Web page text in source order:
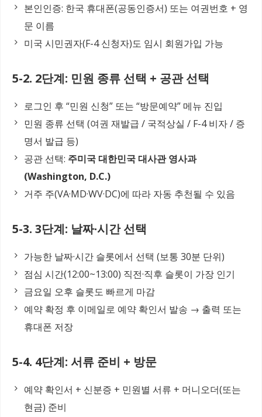
본인인증: 한국 휴대폰(공동인증서) 또는 여권번호 + 영
문 이름
미국 시민권자(F-4 신청자)도 임시 회원가입 가능
5-2. 2단계: 민원 종류 선택 + 공관 선택
로그인 후 “민원 신청” 또는 “방문예약” 메뉴 진입
민원 종류 선택 (여권 재발급 / 국적상실 / F-4 비자 / 증
명서 발급 등)
공관 선택: 주미국 대한민국 대사관 영사과
(Washington, D.C.)
거주 주(VA·MD·WV·DC)에 따라 자동 추천될 수 있음
5-3. 3단계: 날짜·시간 선택
가능한 날짜·시간 슬롯에서 선택 (보통 30분 단위)
점심 시간(12:00~13:00) 직전·직후 슬롯이 가장 인기
금요일 오후 슬롯도 빠르게 마감
예약 확정 후 이메일로 예약 확인서 발송 → 출력 또는
휴대폰 저장
5-4. 4단계: 서류 준비 + 방문
예약 확인서 + 신분증 + 민원별 서류 + 머니오더(또는
현금) 준비